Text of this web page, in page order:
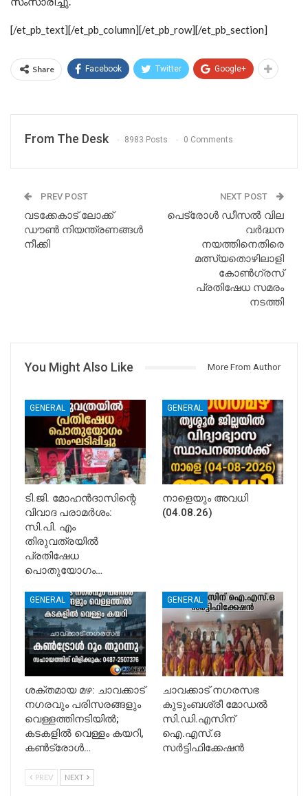
[/et_pb_text][/et_pb_column][/et_pb_row][/et_pb_section]
Share Facebook Twitter Google+
From The Desk 8983 Posts 0 Comments
PREV POST
വടക്കേകാട് ലോക്ക്
ഡൗൺ നിയന്ത്രണങ്ങൾ
നീക്കി
NEXT POST
പെട്രോൾ ഡീസൽ വില
വർദ്ധന
നയത്തിനെതിരെ
മത്സ്യതൊഴിലാളി
കോൺഗ്രസ്‌
പ്രതിഷേധ സമരം
നടത്തി
You Might Also Like More From Author
GENERAL
ടി.ജി. മോഹൻദാസിന്റെ
വിവാദ പരാമർശം:
സി.പി. എം
തിരുവത്രയിൽ
പ്രതിഷേധ
പൊതുയോഗം…
GENERAL
നാളെയും അവധി
(04.08.26)
GENERAL
ശക്തമായ മഴ: ചാവക്കാട്
നഗരവും പരിസരങ്ങളും
വെള്ളത്തിനടിയിൽ;
കടകളിൽ വെള്ളം കയറി,
കൺട്രോൾ…
GENERAL
ചാവക്കാട് നഗരസഭ
കുടുംബശ്രീ മോഡൽ
സി.ഡി.എസിന്
ഐ.എസ്.ഒ
സർട്ടിഫിക്കേഷൻ
PREV NEXT